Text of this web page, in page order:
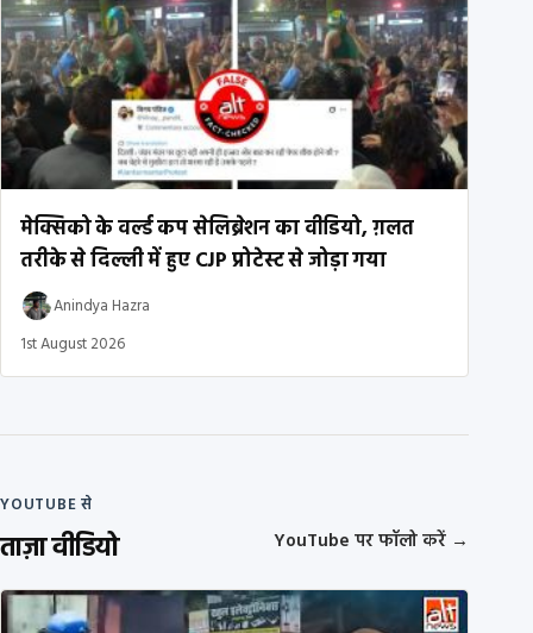
मेक्सिको के वर्ल्ड कप सेलिब्रेशन का वीडियो, ग़लत
तरीके से दिल्ली में हुए CJP प्रोटेस्ट से जोड़ा गया
Anindya Hazra
1st August 2026
YOUTUBE से
ताज़ा वीडियो YouTube पर फॉलो करें →